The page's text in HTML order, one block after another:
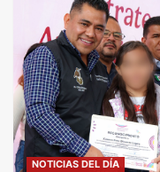
NOTICIAS DEL DÍA